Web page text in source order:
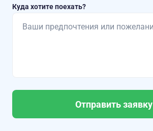
Куда хотите поехать?
Отправить заявку